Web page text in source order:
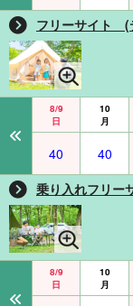
フリーサイト (
8/9
日
10
月
40 40
乗り入れフリー
8/9
日
10
月